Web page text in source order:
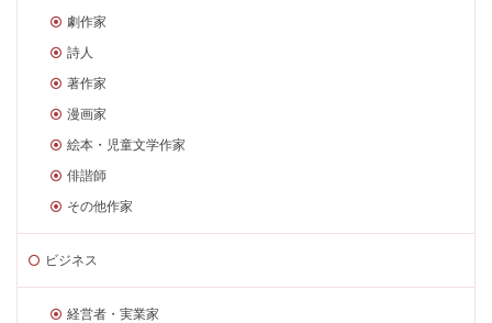
劇作家
詩人
著作家
漫画家
絵本・児童文学作家
俳諧師
その他作家
ビジネス
経営者・実業家